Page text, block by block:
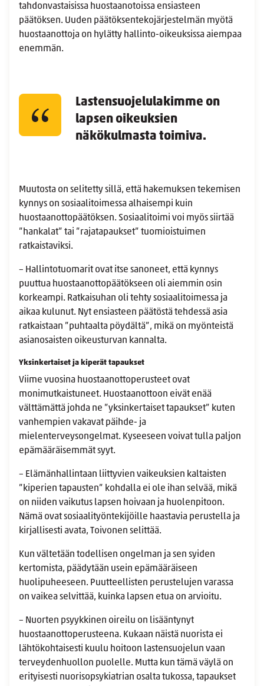
tahdonvastaisissa huostaanotoissa ensiasteen
päätöksen. Uuden päätöksentekojärjestelmän myötä
huostaanottoja on hylätty hallinto-oikeuksissa aiempaa
enemmän.
Lastensuojelulakimme on
lapsen oikeuksien
näkökulmasta toimiva.
Muutosta on selitetty sillä, että hakemuksen tekemisen
kynnys on sosiaalitoimessa alhaisempi kuin
huostaanottopäätöksen. Sosiaalitoimi voi myös siirtää
”hankalat” tai ”rajatapaukset” tuomioistuimen
ratkaistaviksi.
– Hallintotuomarit ovat itse sanoneet, että kynnys
puuttua huostaanottopäätökseen oli aiemmin osin
korkeampi. Ratkaisuhan oli tehty sosiaalitoimessa ja
aikaa kulunut. Nyt ensiasteen päätöstä tehdessä asia
ratkaistaan ”puhtaalta pöydältä”, mikä on myönteistä
asianosaisten oikeusturvan kannalta.
Yksinkertaiset ja kiperät tapaukset
Viime vuosina huostaanottoperusteet ovat
monimutkaistuneet. Huostaanottoon eivät enää
välttämättä johda ne ”yksinkertaiset tapaukset” kuten
vanhempien vakavat päihde- ja
mielenterveysongelmat. Kyseeseen voivat tulla paljon
epämääräisemmät syyt.
– Elämänhallintaan liittyvien vaikeuksien kaltaisten
”kiperien tapausten” kohdalla ei ole ihan selvää, mikä
on niiden vaikutus lapsen hoivaan ja huolenpitoon.
Nämä ovat sosiaalityöntekijöille haastavia perustella ja
kirjallisesti avata, Toivonen selittää.
Kun vältetään todellisen ongelman ja sen syiden
kertomista, päädytään usein epämääräiseen
huolipuheeseen. Puutteellisten perustelujen varassa
on vaikea selvittää, kuinka lapsen etua on arvioitu.
– Nuorten psyykkinen oireilu on lisääntynyt
huostaanottoperusteena. Kukaan näistä nuorista ei
lähtökohtaisesti kuulu hoitoon lastensuojelun vaan
terveydenhuollon puolelle. Mutta kun tämä väylä on
erityisesti nuorisopsykiatrian osalta tukossa, tapaukset